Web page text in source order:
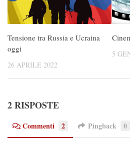
Tensione tra Russia e Ucraina
oggi
26 APRILE 2022
5
2 RISPOSTE
Commenti 2 Pingback 0